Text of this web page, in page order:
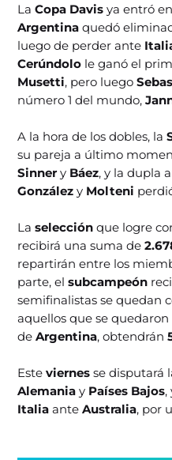
LaCopa Davisya entró
Argentinaquedó
luego de perder ante
Cerúndolo le ganó el
Musetti, pero luego
número 1 del mundo,
A la hora de los dobles, la
su pareja a último
Sinnery Báez, y la dupla
Gonzálezy Molteni
Laselecciónque logre
recibirá una suma de
repartirán entre los
parte, elsubcampeón
semifinalistas se quedan
aquellos que se
deArgentina, obtendrán
Esteviernesse disputará
Alemaniay Países Bajos,
ItaliaanteAustralia, por